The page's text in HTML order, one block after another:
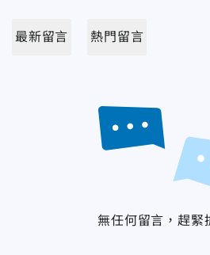
最新留言 熱門留言
無任何留言，趕緊